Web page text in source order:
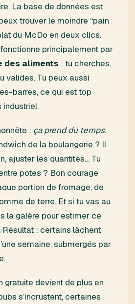
La base de données est
trouver le moindre “pain
du McDo en deux clics.
fonctionne principalement par
des aliments : tu cherches,
valides. Tu peux aussi
barres, ce qui est top
industriel.
: ça prend du temps.
de la boulangerie ? Il
ajuster les quantités… Tu
potes ? Bon courage
portion de fromage, de
de terre. Et si tu vas au
la galère pour estimer ce
Résultat : certains lâchent
semaine, submergés par
gratuite devient de plus en
s’incrustent, certaines